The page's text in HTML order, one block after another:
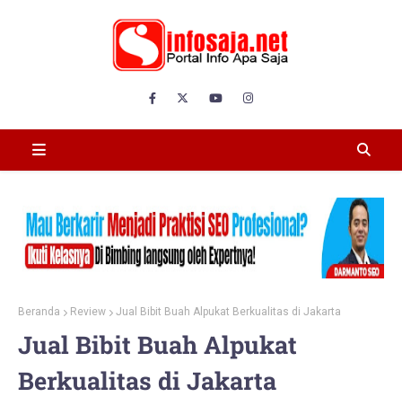
Beranda Review Jual Bibit Buah Alpukat Berkualitas di Jakarta
Jual Bibit Buah Alpukat
Berkualitas di Jakarta